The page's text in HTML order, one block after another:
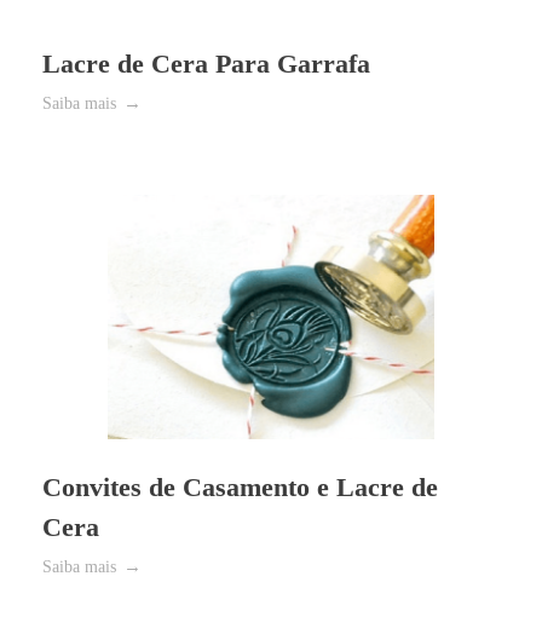
Lacre de Cera Para Garrafa
Saiba mais
Convites de Casamento e Lacre de
Cera
Saiba mais